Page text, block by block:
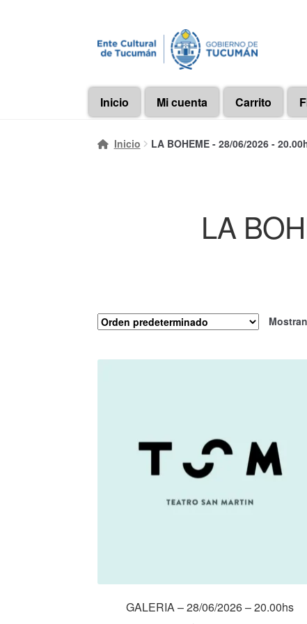
Ir
a
navegación
Ir
al
Inicio
Mi cuenta Carrito
Inicio LA BOHEME - 28/06/2026 -
LA
GALERIA – 28/06/2026 – 20.00hs